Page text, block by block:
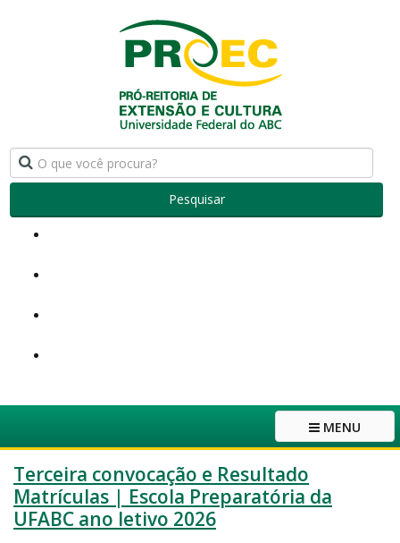
Pesquisar
MENU
Terceira convocação e Resultado
Matrículas | Escola Preparatória da
UFABC ano letivo 2026